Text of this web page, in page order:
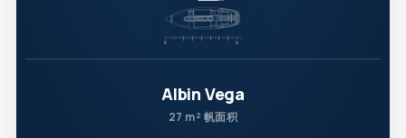
Albin Vega
27 m² 帆面积